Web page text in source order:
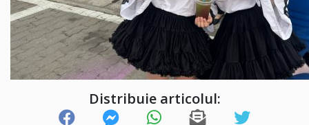
Distribuie articolul: